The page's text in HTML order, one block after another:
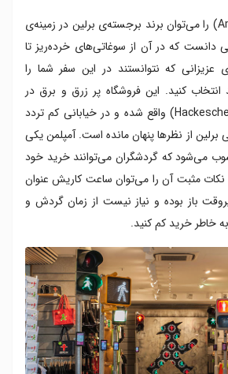
«آمپلمن» (Ampelmann) را می‌توان برند برجسته‌ی برلین در زمینه‌ی
دانست که در آن از سوغاتی‌های خرده‌ریز تا
عزیزانی که نتوانستند در این سفر شما را
انتخاب کنید. این فروشگاه پر زرق و برق در
«هکشه‌هوفه» (Hackesche Höfe) واقع شده و در خیابانی کم تردد
از نظرها پنهان مانده است. آمپلمن یکی
می‌شود که گردشگران می‌توانند خرید خود
نکات مثبت آن را می‌توان ساعت کاریش عنوان
باز بوده و نیاز نیست از زمان گردش‌ و
خاطر خرید کم کنید.